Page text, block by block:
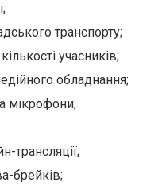
транспорту;
учасників;
обладнання;
мікрофони;
трансляції;
брейків;